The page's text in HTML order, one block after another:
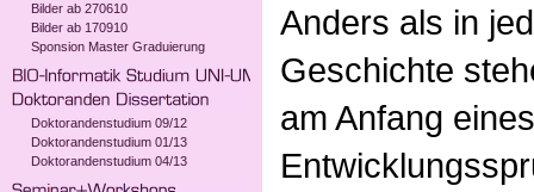
Bilder ab 270610
Bilder ab 170910
Sponsion Master Graduierung
Doktorandenstudium 09/12
Doktorandenstudium 01/13
Doktorandenstudium 04/13
Anders als in
Geschichte
am Anfang